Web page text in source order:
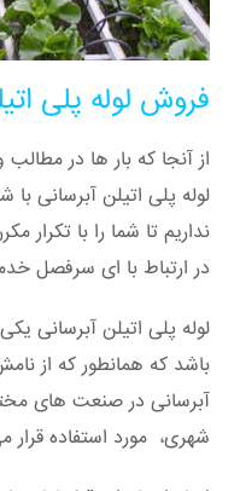
فروش لوله پلی
از آنجا که بار ها در
لوله پلی اتیلن آبرسانی
نداریم تا شما را با
در ارتباط با ای سرفصل
لوله پلی اتیلن آبرسانی
باشد که همانطور که از
آبرسانی در صنعت های
شهری، مورد استفاده قرار